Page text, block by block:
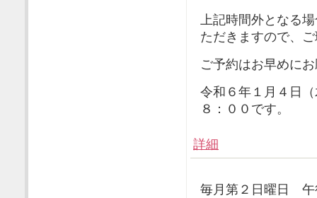
上記時間外となる
ただきますので、
ご予約はお早めに
令和６年１月４日
８：００です。
詳細
毎月第２日曜日 午